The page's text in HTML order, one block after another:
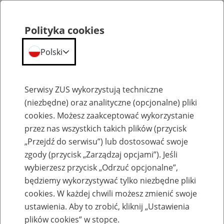
Emerytury
Baza zlikwidowanych lub
przekształconych zakładów pracy
Polityka cookies
Polski
Serwisy ZUS wykorzystują techniczne
(niezbędne) oraz analityczne (opcjonalne) pliki
cookies. Możesz zaakceptować wykorzystanie
przez nas wszystkich takich plików (przycisk
„Przejdź do serwisu”) lub dostosować swoje
zgody (przycisk „Zarządzaj opcjami”). Jeśli
wybierzesz przycisk „Odrzuć opcjonalne”,
będziemy wykorzystywać tylko niezbędne pliki
cookies. W każdej chwili możesz zmienić swoje
ustawienia. Aby to zrobić, kliknij „Ustawienia
plików cookies” w stopce.